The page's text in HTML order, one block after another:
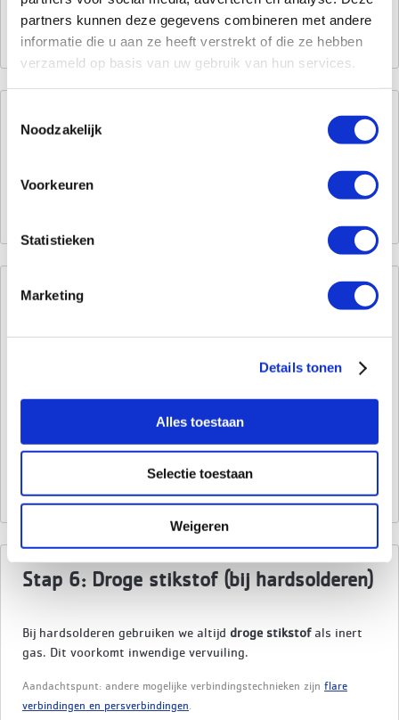
partners kunnen deze gegevens combineren met andere
informatie die u aan ze heeft verstrekt of die ze hebben
verzameld op basis van uw gebruik van hun services.
Noodzakelijk
Voorkeuren
Statistieken
Marketing
Details tonen
Alles toestaan
Selectie toestaan
Weigeren
Stap 4: Schuren
Het buisuiteinde wordt geschuurd alvorens dit te verwerken.
Stap 5: Schuren binnenzijde (bij
Bij hardsolderen schuren we ook de binnenzijde van de fitting
of de opgetrompte leiding. Het opgetrompte gedeelte is het
bovenste gedeelte van de buis. Deze is wijder is dan de rest
worden.
Stap 6: Droge stikstof (bij hardsolderen)
Bij hardsolderen gebruiken we altijd droge stikstofals inert
gas. Dit voorkomt inwendige vervuiling.
Aandachtspunt: andere mogelijke verbindingstechnieken zijn flare
verbindingen en persverbindingen.